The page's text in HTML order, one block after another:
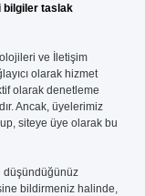
bilgiler taslak
ve İletişim
olarak hizmet
olarak denetleme
Ancak, üyelerimiz
siteye üye olarak bu
düşündüğünüz
bildirmeniz halinde,